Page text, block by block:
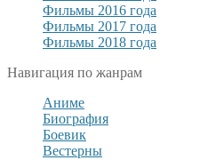
Фильмы 2016 года
Фильмы 2017 года
Фильмы 2018 года
Навигация по жанрам
Аниме
Биография
Боевик
Вестерны